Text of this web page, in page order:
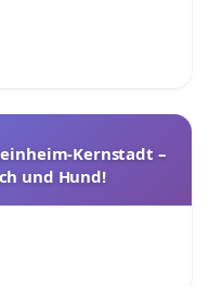
Kernstadt –
und Hund!